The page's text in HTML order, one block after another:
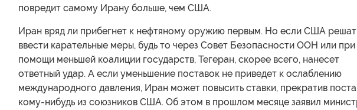
повредит самому Ирану больше, чем США.
Иран вряд ли прибегнет к нефтяному оружию первым. Но если США решат
ввести карательные меры, будь то через Совет Безопасности ООН или при
помощи меньшей коалиции государств, Тегеран, скорее всего, нанесет
ответный удар. А если уменьшение поставок не приведет к ослаблению
международного давления, Иран может повысить ставки, прекратив
кому-нибудь из союзников США. Об этом в прошлом месяце заявил